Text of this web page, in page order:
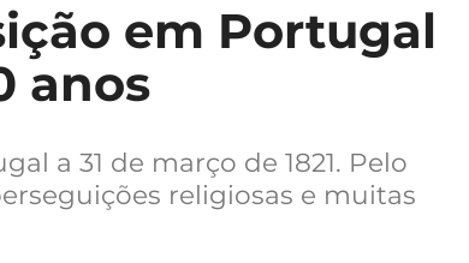
em Portugal
anos
a 31 de março de 1821. Pelo
religiosas e muitas